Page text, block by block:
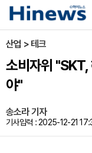
산업 > 테크
소비자위 "SKT,
야"
송소라 기자
기사입력 : 2025-12-21